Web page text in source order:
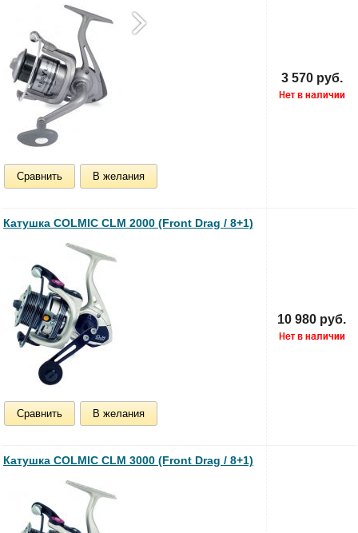
Сравнить В желания
3 570 руб.
Катушка COLMIC CLM 2000 (Front Drag / 8+1)
Сравнить В желания
10 980 руб.
Катушка COLMIC CLM 3000 (Front Drag / 8+1)